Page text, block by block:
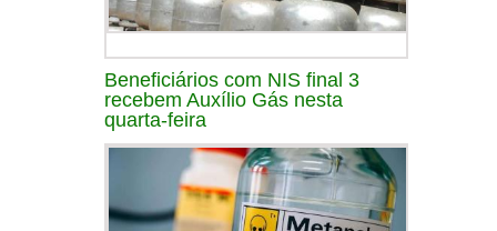
Beneficiários com NIS final 3
recebem Auxílio Gás nesta
quarta-feira